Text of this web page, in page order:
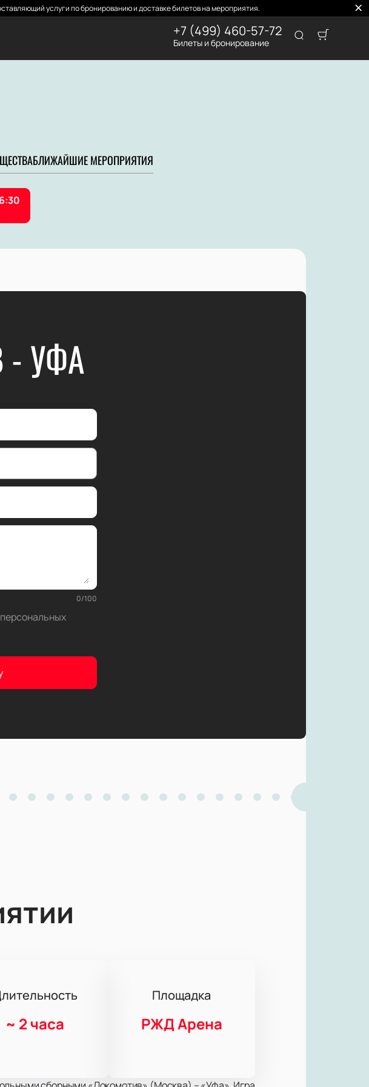
услуги по бронированию и доставке билетов на мероприятия.
+7 (499) 460-57-72
Билеты и бронирование
БЛИЖАЙШИЕ МЕРОПРИЯТИЯ
УФА
0/100
персональных
~ 2 часа
Площадка
РЖД Арена